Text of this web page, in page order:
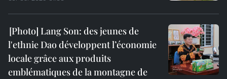
Lang Son: des jeunes de
l'ethnie Dao développent l’économie
locale grâce aux produits
emblématiques de la montagne de